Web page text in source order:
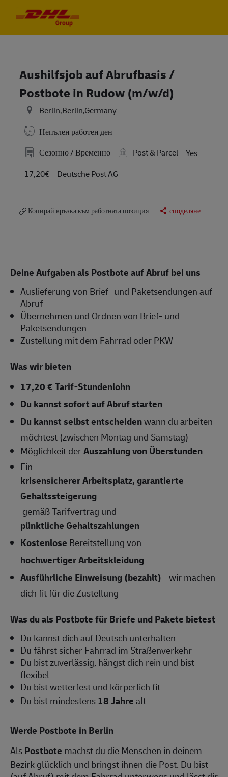
Aushilfsjob auf Abrufbasis /
Postbote in Rudow (m/w/d)
Berlin,Berlin,Germany
Непълен работен ден
Сезонно / Временно
Post & Parcel
Yes
17,20€
Deutsche Post AG
Копирай връзка към работната позиция споделяне
Deine Aufgaben als Postbote auf Abruf bei uns
Auslieferung von Brief- und Paketsendungen auf
Abruf
Übernehmen und Ordnen von Brief- und
Paketsendungen
Zustellung mit dem Fahrrad oder PKW
Was wir bieten
17,20 € Tarif-Stundenlohn
Du kannst sofort auf Abruf starten
Du kannst selbst entscheidenwann du arbeiten
möchtest (zwischen Montag und Samstag)
Möglichkeit derAuszahlung von Überstunden
Ein
krisensicherer Arbeitsplatz, garantierte
Gehaltssteigerung
gemäß Tarifvertrag und
pünktliche Gehaltszahlungen
Kostenlose Bereitstellung von
hochwertiger Arbeitskleidung
Ausführliche Einweisung (bezahlt)- wir machen
dich fit für die Zustellung
Was du als Postbote für Briefe und Pakete bietest
Du kannst dich auf Deutsch unterhalten
Du fährst sicher Fahrrad im Straßenverkehr
Du bist zuverlässig, hängst dich rein und bist
flexibel
Du bist wetterfest und körperlich fit
Du bist mindestens 18 Jahrealt
Werde Postbote in Berlin
AlsPostbote machst du die Menschen in deinem
Bezirk glücklich und bringst ihnen die Post. Du bist